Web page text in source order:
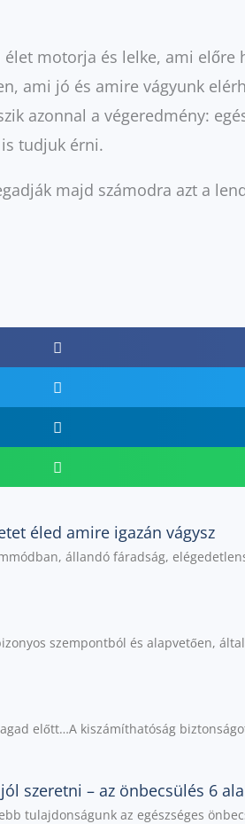
motorja és lelke, ami
ami jó és amire vágyunk
azonnal a végeredmény:
tudjuk érni.
majd számodra azt a
éled amire igazán vágysz
állandó fáradság,
szempontból és alapvetően,
előtt…A kiszámíthatóság
szeretni – az önbecsülés 6
tulajdonságunk az egészséges